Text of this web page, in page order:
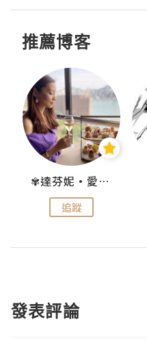
推薦博客
✾達芬妮•愛孩子•愛生活✾
追蹤
發表評論